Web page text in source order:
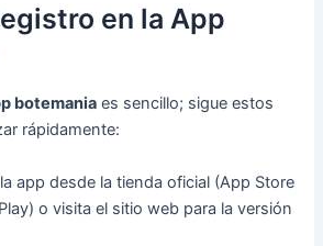
en la App
botemania es sencillo; sigue estos
rápidamente:
app desde la tienda oficial (App Store
o visita el sitio web para la versión